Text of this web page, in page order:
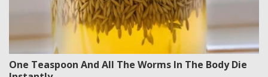
One Teaspoon And All The Worms In The Body Die